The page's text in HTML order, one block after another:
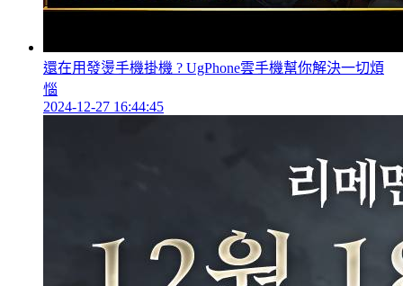
還在用發燙手機掛機 ? UgPhone雲手機幫你解決一切煩
惱
2024-12-27 16:44:45